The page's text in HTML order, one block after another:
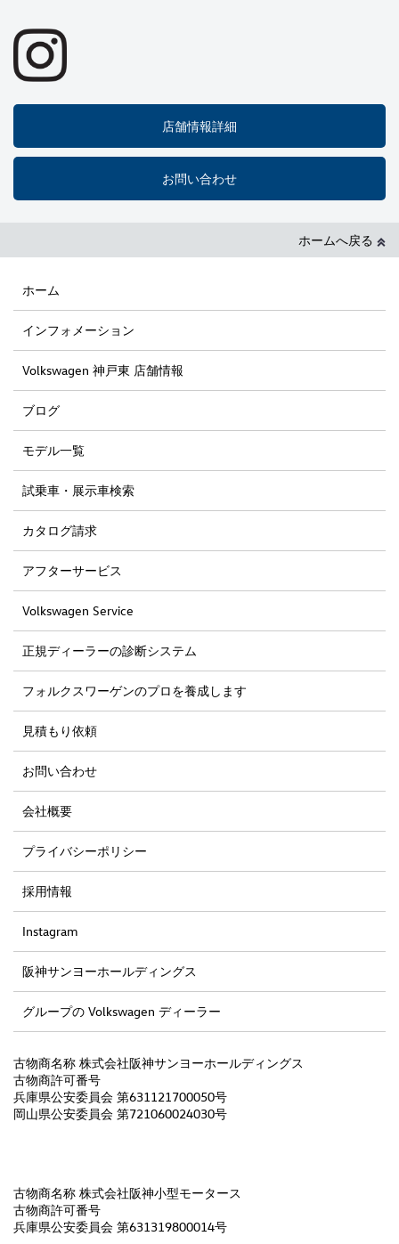
店舗情報詳細
お問い合わせ
ホームへ戻る
ホーム
インフォメーション
Volkswagen 神戸東 店舗情報
ブログ
モデル一覧
試乗車・展示車検索
カタログ請求
アフターサービス
Volkswagen Service
正規ディーラーの診断システム
フォルクスワーゲンのプロを養成します
見積もり依頼
お問い合わせ
会社概要
プライバシーポリシー
採用情報
Instagram
阪神サンヨーホールディングス
グループの Volkswagen ディーラー
古物商名称 株式会社阪神サンヨーホールディングス
古物商許可番号
兵庫県公安委員会 第631121700050号
岡山県公安委員会 第721060024030号
古物商名称 株式会社阪神小型モータース
古物商許可番号
兵庫県公安委員会 第631319800014号